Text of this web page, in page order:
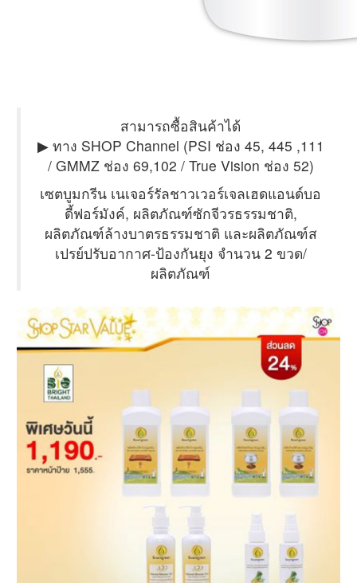
สามารถซื้อสินค้าได้
▶ ทาง SHOP Channel (PSI ช่อง 45, 445 ,111
/ GMMZ ช่อง 69,102 / True Vision ช่อง 52)
เซตบูมกรีน เนเจอร์รัลชาวเวอร์เจลเฮดแอนด์บอ
ดี้ฟอร์มังค์, ผลิตภัณฑ์ซักจีวรธรรมชาติ,
ผลิตภัณฑ์ล้างบาตรธรรมชาติ และผลิตภัณฑ์ส
เปรย์ปรับอากาศ-ป้องกันยุง จำนวน 2 ขวด/
ผลิตภัณฑ์